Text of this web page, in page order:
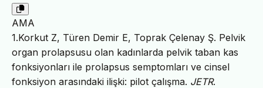
AMA
1.Korkut Z, Türen Demir E, Toprak Çelenay Ş. Pelvik
organ prolapsusu olan kadınlarda pelvik taban kas
fonksiyonları ile prolapsus semptomları ve cinsel
fonksiyon arasındaki ilişki: pilot çalışma. JETR.